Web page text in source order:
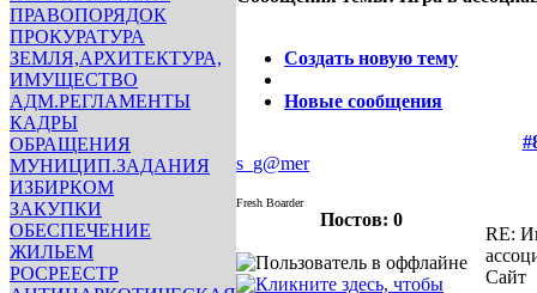
ПРАВОПОРЯДОК
ПРОКУРАТУРА
ЗЕМЛЯ,АРХИТЕКТУРА,
ИМУЩЕСТВО
АДМ.РЕГЛАМЕНТЫ
КАДРЫ
ОБРАЩЕНИЯ
МУНИЦИП.ЗАДАНИЯ
ИЗБИРКОМ
ЗАКУПКИ
ОБЕСПЕЧЕНИЕ
ЖИЛЬЕМ
РОСРЕЕСТР
Создать новую тему
Новые сообщения
s_g@mer
Fresh Boarder
Постов: 0
RE:
Сайт